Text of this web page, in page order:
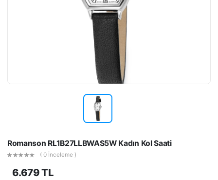
Romanson RL1B27LLBWAS5W Kadın Kol Saati
( 0 İnceleme )
6.679 TL